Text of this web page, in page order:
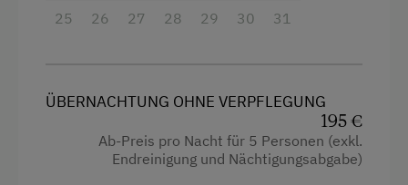
Schnapsverkostung
Kinder-Ausstattung
Fernseher
Kinderbett
25
26
27
28
29
30
31
ÜBERNACHTUNG OHNE VERPFLEGUNG
195 €
Ab-Preis pro Nacht für 5 Personen (exkl.
Endreinigung und Nächtigungsabgabe)